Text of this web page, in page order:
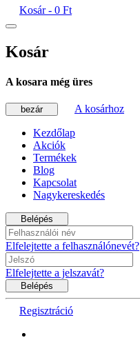
Kosár - 0 Ft
Kosár
A kosara még üres
bezár A kosárhoz
Kezdőlap
Akciók
Termékek
Blog
Kapcsolat
Nagykereskedés
Belépés
Elfelejtette a felhasználónevét?
Elfelejtette a jelszavát?
Belépés
Regisztráció